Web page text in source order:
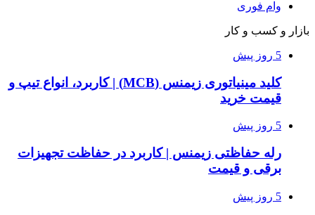
وام فوری
بازار و کسب و کار
5 روز پیش
کلید مینیاتوری زیمنس (MCB) | کاربرد، انواع تیپ و
قیمت خرید
5 روز پیش
رله حفاظتی زیمنس | کاربرد در حفاظت تجهیزات
برقی و قیمت
5 روز پیش